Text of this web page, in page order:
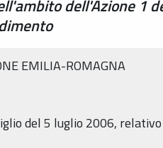
dell'Azione 1
EMILIA-ROMAGNA
del 5 luglio 2006, relativo